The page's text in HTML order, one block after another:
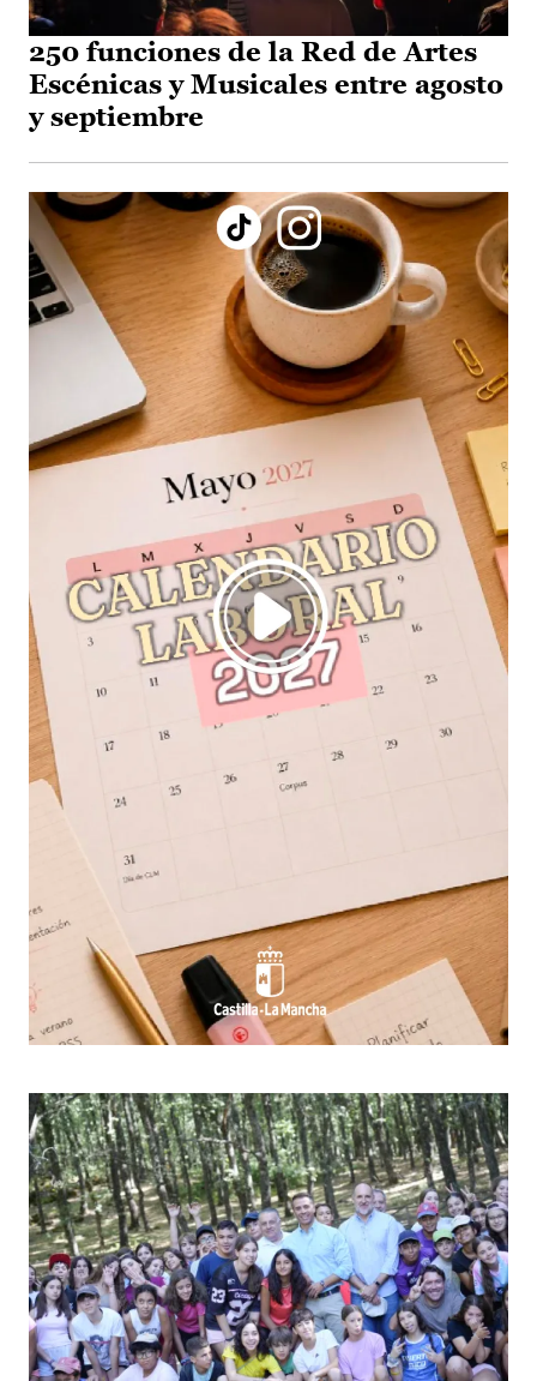
250 funciones de la Red de Artes
Escénicas y Musicales entre agosto
y septiembre